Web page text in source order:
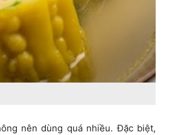
nên dùng quá nhiều. Đặc biệt,